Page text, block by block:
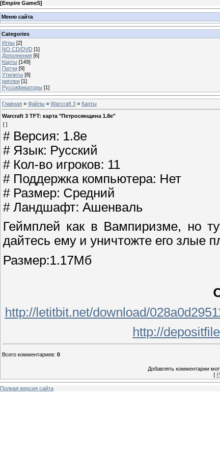
[Empire GameS]
Меню сайта
Categories
Игры [2]
NO CD/DVD [1]
Дополнения [6]
Карты [149]
Патчи [9]
Утилиты [8]
риплеи [1]
Руссификаторы [1]
Главная » Файлы » Warcraft 3 » Карты
Warcraft 3 TFT: карта "Петросянщина 1.8е"
[ ]
# Версия: 1.8e
# Язык: Русский
# Кол-во игроков: 11
# Поддержка компьютера: Нет
# Размер: Средний
# Ландшафт: Ашенваль
Геймплей как в Вампиризме, но
дайтесь ему и уничтожте его злые
Размер:1.17Мб
http://letitbit.net/download/
http://
Всего комментариев: 0
Добавлять комментарии
[
Полная версия сайта